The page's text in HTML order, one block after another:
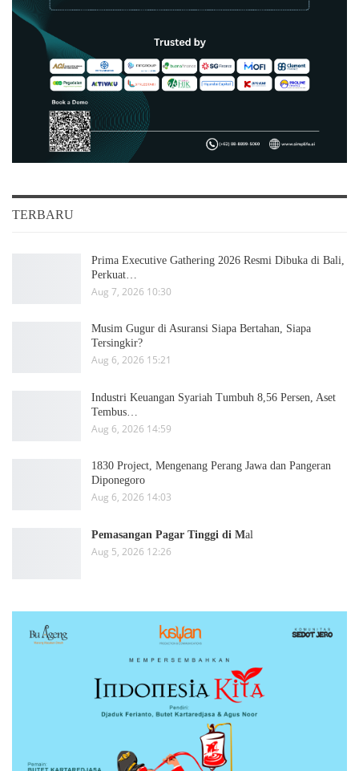
TERBARU
Prima Executive Gathering 2026 Resmi Dibuka di Bali,
Perkuat…
Aug 7, 2026 10:30
Musim Gugur di Asuransi Siapa Bertahan, Siapa
Tersingkir?
Aug 6, 2026 15:21
Industri Keuangan Syariah Tumbuh 8,56 Persen, Aset
Tembus…
Aug 6, 2026 14:59
1830 Project, Mengenang Perang Jawa dan Pangeran
Diponegoro
Aug 6, 2026 14:03
Pemasangan Pagar Tinggi di Mal
Aug 5, 2026 12:26